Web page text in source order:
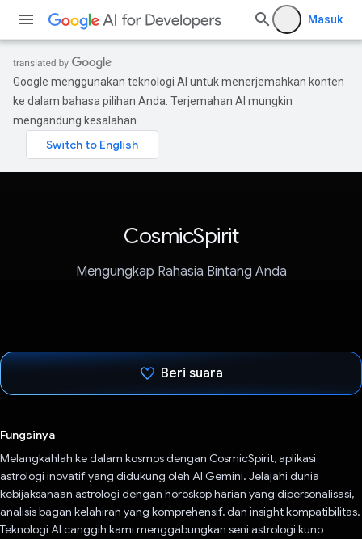
Masuk
Google menggunakan teknologi AI untuk menerjemahkan konten
ke dalam bahasa pilihan Anda. Terjemahan AI mungkin
mengandung kesalahan.
CosmicSpirit
Mengungkap Rahasia Bintang Anda
Beri suara
Fungsinya
Melangkahlah ke dalam kosmos dengan CosmicSpirit, aplikasi
astrologi inovatif yang didukung oleh AI Gemini. Jelajahi dunia
kebijaksanaan astrologi dengan horoskop harian yang dipersonalisasi,
analisis bagan kelahiran yang komprehensif, dan insight kompatibilitas.
Teknologi AI canggih kami menggabungkan seni astrologi kuno